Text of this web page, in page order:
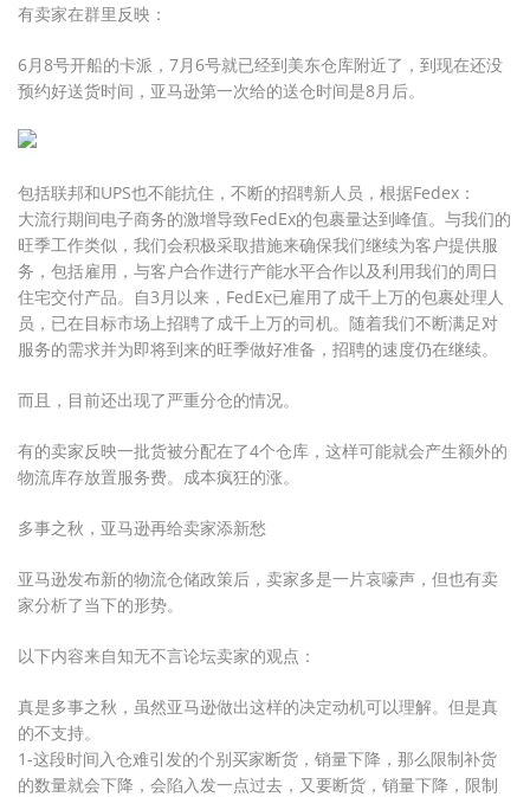
有卖家在群里反映：
6月8号开船的卡派，7月6号就已经到美东仓库附近了，到现在还没
预约好送货时间，亚马逊第一次给的送仓时间是8月后。
包括联邦和UPS也不能抗住，不断的招聘新人员，根据Fedex：
大流行期间电子商务的激增导致FedEx的包裹量达到峰值。与我们的
旺季工作类似，我们会积极采取措施来确保我们继续为客户提供服
务，包括雇用，与客户合作进行产能水平合作以及利用我们的周日
住宅交付产品。自3月以来，FedEx已雇用了成千上万的包裹处理人
员，已在目标市场上招聘了成千上万的司机。随着我们不断满足对
服务的需求并为即将到来的旺季做好准备，招聘的速度仍在继续。
而且，目前还出现了严重分仓的情况。
有的卖家反映一批货被分配在了4个仓库，这样可能就会产生额外的
物流库存放置服务费。成本疯狂的涨。
多事之秋，亚马逊再给卖家添新愁
亚马逊发布新的物流仓储政策后，卖家多是一片哀嚎声，但也有卖
家分析了当下的形势。
以下内容来自知无不言论坛卖家的观点：
真是多事之秋，虽然亚马逊做出这样的决定动机可以理解。但是真
的不支持。
1-这段时间入仓难引发的个别买家断货，销量下降，那么限制补货
的数量就会下降，会陷入发一点过去，又要断货，销量下降，限制